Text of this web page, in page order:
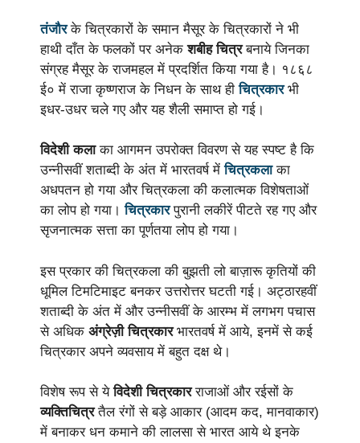
तंजौर के चित्रकारों के समान मैसूर के चित्रकारों ने भी
हाथी दाँत के फलकों पर अनेकशबीह चित्रबनाये जिनका
संग्रह मैसूर के राजमहल में प्रदर्शित किया गया है। १८६८
ई० में राजा कृष्णराज के निधन के साथ हीचित्रकारभी
इधर-उधर चले गए और यह शैली समाप्त हो गई।
विदेशी कलाका आगमन उपरोक्त विवरण से यह स्पष्ट है कि
उन्नीसवीं शताब्दी के अंत में भारतवर्ष मेंचित्रकला का
अधपतन हो गया और चित्रकला की कलात्मक विशेषताओं
का लोप हो गया।चित्रकारपुरानी लकीरें पीटते रह गए और
सृजनात्मक सत्ता का पूर्णतया लोप हो गया।
इस प्रकार की चित्रकला की बुझती लो बाज़ारू कृतियों की
धूमिल टिमटिमाइट बनकर उत्तरोत्तर घटती गई। अट्ठारहवीं
शताब्दी के अंत में और उन्नीसवीं के आरम्भ में लगभग पचास
से अधिक अंग्रेज़ी चित्रकारभारतवर्ष में आये, इनमें से कई
चित्रकार अपने व्यवसाय में बहुत दक्ष थे।
विशेष रूप से येविदेशी चित्रकारराजाओं और रईसों के
व्यक्तिचित्रतैल रंगों से बड़े आकार (आदम कद, मानवाकार)
में बनाकर धन कमाने की लालसा से भारत आये थे इनके